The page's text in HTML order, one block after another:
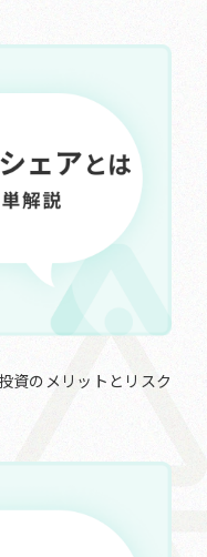
資のメリットとリスク